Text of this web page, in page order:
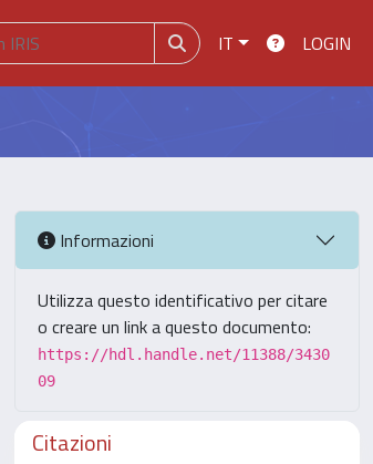
IT LOGIN
Informazioni
Utilizza questo identificativo per citare
o creare un link a questo documento:
https://hdl.handle.net/11388/3430
09
Citazioni